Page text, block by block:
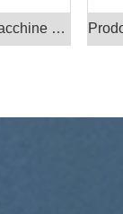
Accessori per macchine utensili